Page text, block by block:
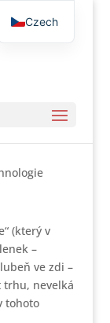
(který v
–
ve zdi –
trhu, nevelká
tohoto
Czech